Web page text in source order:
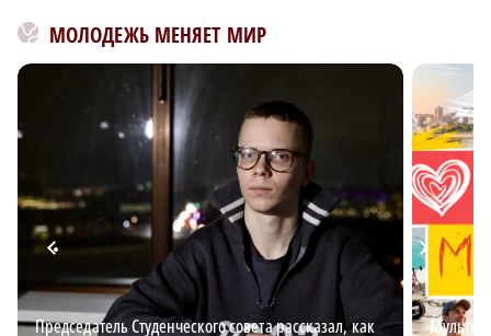
МОЛОДЕЖЬ МЕНЯЕТ МИР
Председатель Студенческого совета рассказал, как